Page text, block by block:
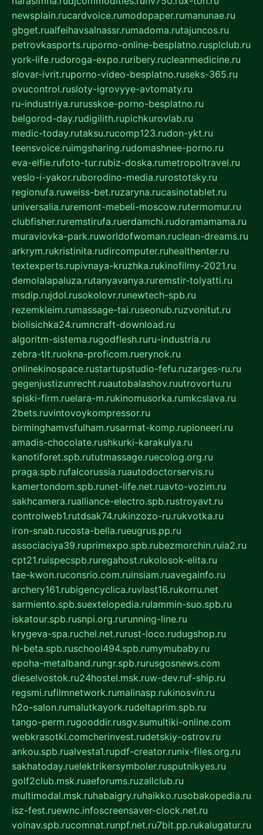
newsplain.rucardvoice.rumodopaper.rumanunae.ru
gbget.rualfeihavsalnassr.rumadoma.rutajuncos.ru
petrovkasports.ruporno-online-besplatno.rusplclub.ru
york-life.rudoroga-expo.ruribery.rucleanmedicine.ru
slovar-ivrit.ruporno-video-besplatno.ruseks-365.ru
ovucontrol.rusloty-igrovyye-avtomaty.ru
ru-industriya.rurusskoe-porno-besplatno.ru
belgorod-day.rudigilith.rupichkurovlab.ru
medic-today.rutaksu.rucomp123.rudon-ykt.ru
teensvoice.ruimgsharing.rudomashnee-porno.ru
eva-elfie.rufoto-tur.rubiz-doska.rumetropoltravel.ru
veslo-i-yakor.ruborodino-media.rurostotsky.ru
regionufa.ruweiss-bet.ruzaryna.rucasinotablet.ru
universalia.ruremont-mebeli-moscow.rutermomur.ru
clubfisher.ruremstirufa.ruerdamchi.rudoramamama.ru
muraviovka-park.ruworldofwoman.ruclean-dreams.ru
arkrym.rukristinita.rudircomputer.ruhealthenter.ru
textexperts.rupivnaya-kruzhka.rukinofilmy-2021.ru
demolalapaluza.rutanyavanya.ruremstir-tolyatti.ru
msdip.rujdol.rusokolovr.runewtech-spb.ru
rezemkleim.rumassage-tai.ruseonub.ruzvonitut.ru
biolisichka24.rumncraft-download.ru
algoritm-sistema.rugodflesh.ruru-industria.ru
zebra-tlt.ruokna-proficom.ruerynok.ru
onlinekinospace.rustartupstudio-fefu.ruzarges-ru.ru
gegenjustizunrecht.ruautobalashov.ruutrovortu.ru
spiski-firm.ruelara-m.rukinomusorka.rumkcslava.ru
2bets.ruvintovoykompressor.ru
birminghamvsfulham.rusarmat-komp.rupioneeri.ru
amadis-chocolate.rushkurki-karakulya.ru
kanotiforet.spb.rututmassage.ruecolog.org.ru
praga.spb.rufalcorussia.ruautodoctorservis.ru
kamertondom.spb.runet-life.net.ruavto-vozim.ru
sakhcamera.rualliance-electro.spb.rustroyavt.ru
controlweb1.rutdsak74.rukinzozo-ru.rukvotka.ru
iron-snab.rucosta-bella.rueugrus.pp.ru
associaciya39.ruprimexpo.spb.rubezmorchin.ruia2.ru
cpt21.ruispecspb.ruregahost.rukolosok-elita.ru
tae-kwon.ruconsrio.com.ruinsiam.ruavegainfo.ru
archery161.rubigencyclica.ruvlast16.rukorru.net
sarmiento.spb.suextelopedia.rulammin-suo.spb.ru
iskatour.spb.rusnpi.org.rurunning-line.ru
krygeva-spa.ruchel.net.rurust-loco.rudugshop.ru
hl-beta.spb.ruschool494.spb.rumymubaby.ru
epoha-metalband.rungr.spb.rurusgosnews.com
dieselvostok.ru24hostel.msk.ruw-dev.ruf-ship.ru
regsmi.rufilmnetwork.rumalinasp.rukinosvin.ru
h2o-salon.rumalutkayork.rudeltaprim.spb.ru
tango-perm.rugooddir.rusgv.sumultiki-online.com
webkrasotki.comcherinvest.rudetskiy-ostrov.ru
ankou.spb.rualvesta1.rupdf-creator.runix-files.org.ru
sakhatoday.ruelektrikersymboler.rusputnikyes.ru
golf2club.msk.ruaeforums.ruzallclub.ru
multimodal.msk.ruhabaigry.ruhaikko.rusobakopedia.ru
isz-fest.ruewnc.infoscreensaver-clock.net.ru
volnav.spb.rucomnat.runpf.net.ru7bit.pp.rukalugatur.ru